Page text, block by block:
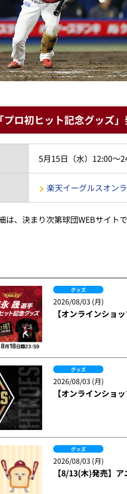
プロ初ヒット記念グッズ
5月15日（水）12:00～
楽天イーグルスオン
は、決まり次第球団WEBサイト
グッズ
2026/08/03 (月)
【オンラインショ
グッズ
2026/08/03 (月)
【オンラインショ
グッズ
2026/08/03 (月)
【8/13(木)発売】